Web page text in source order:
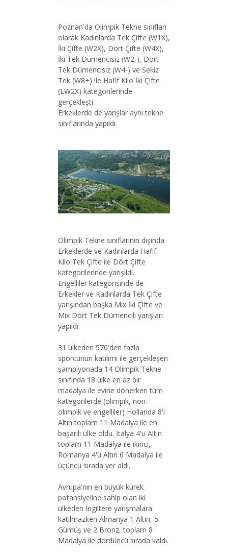
Poznan'da Olimpik Tekne sınıfları
olarak Kadınlarda Tek Çifte (W1X),
İki Çifte (W2X), Dört Çifte (W4X),
İki Tek Dümencisiz (W2-), Dört
Tek Dümencisiz (W4-) ve Sekiz
Tek (W8+) ile Hafif Kilo İki Çifte
(LW2X) kategorilerinde
gerçekleşti.
Erkeklerde de yarışlar aynı tekne
sınıflarında yapıldı.
Olimpik Tekne sınıflarının dışında
Erkeklerde ve Kadınlarda Hafif
Kilo Tek Çifte ile Dört Çifte
kategorilerinde yarışıldı.
Engelliler kategorisinde de
Erkekler ve Kadınlarda Tek Çifte
yarışından başka Mix İki Çifte ve
Mix Dört Tek Dümencili yarışları
yapıldı.
31 ülkeden 570'den fazla
sporcunun katılımı ile gerçekleşen
şampiyonada 14 Olimpik Tekne
sınıfında 18 ülke en az bir
madalya ile evine dönerken tüm
kategorilerde (olimpik, non-
olimpik ve engelliler) Hollanda 8'i
Altın toplam 11 Madalya ile en
başarılı ülke oldu. İtalya 4'ü Altın
toplam 11 Madalya ile ikinci,
Romanya 4'ü Altın 6 Madalya ile
üçüncü sırada yer aldı.
Avrupa'nın en büyük kürek
potansiyeline sahip olan iki
ülkeden İngiltere yarışmalara
katılmazken Almanya 1 Altın, 5
Gümüş ve 2 Bronz, toplam 8
Madalya ile dördüncü sırada kaldı.